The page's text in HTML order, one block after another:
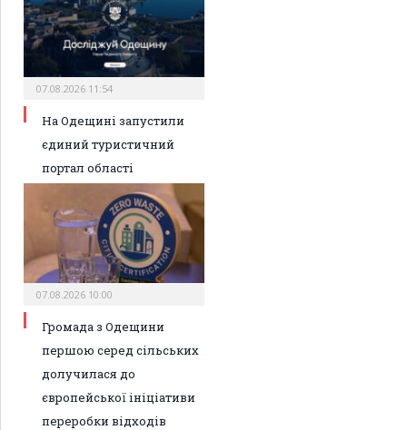
07.08.2026 11:54
На Одещині запустили
єдиний туристичний
портал області
07.08.2026 10:00
Громада з Одещини
першою серед сільських
долучилася до
європейської ініціативи
переробки відходів